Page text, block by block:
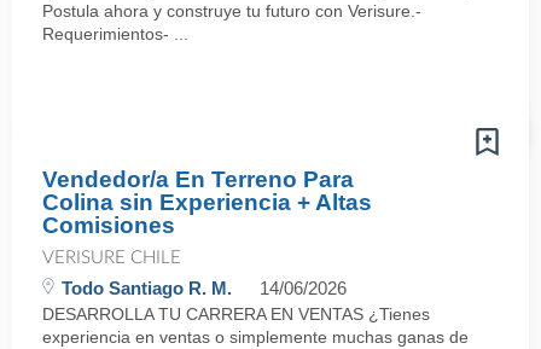
Postula ahora y construye tu futuro con Verisure.-
Requerimientos- ...
Vendedor/a En Terreno Para
Colina sin Experiencia + Altas
Comisiones
VERISURE CHILE
Todo Santiago R. M. 14/06/2026
DESARROLLA TU CARRERA EN VENTAS ¿Tienes
experiencia en ventas o simplemente muchas ganas de